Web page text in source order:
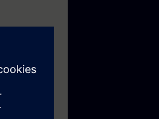
del sistema